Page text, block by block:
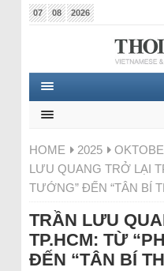
07 08 2026
HOME 2025
LƯU QUANG TRỞ LẠI
TƯỚNG” ĐẾN “TÂN BÍ
TRẦN LƯU
TP.HCM: TỪ
ĐẾN “TÂN BÍ